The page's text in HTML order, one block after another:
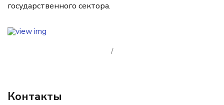
государственного сектора.
/
Контакты